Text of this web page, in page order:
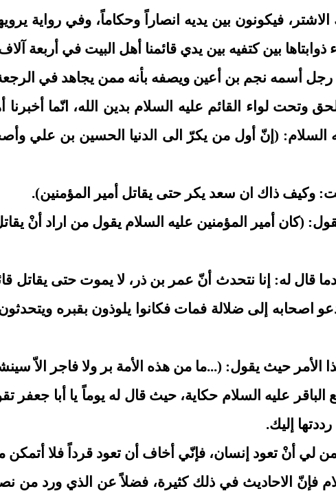
فيكونون بين يديه انصاراً وحكاماً، وفي رواية
بين كتفيه بين يدي قائمنا أهل البيت في أربعة
أسمه نجم بن أعين ويصفه بأنه ممن يجاهد في
وتحت لواء القائم عليه السلام بدين الله، انّما
(إنّ أول من يكرّ الى الدنيا الحسين بن علي
وكيف ذاك ان سعد يكر حتى يقاتل أمير المؤمنين).
(كان أمير المؤمنين عليه السلام يقول من اراد أنْ
قال له: إنا نتحدث أنّ عمر بن ذر، لا يموت حتى
اصحابه إلى ضلالة فمات فكانوا يلوذون بقبره
الأمر حيث يقول: (...ما من هذه الأمة بر ولا فاجر الاّ
عليه السلام حكاية، حيث قال له يوماً يا أبا
إليك.
لي أنْ تعود إنسان، فإنّي أخاف أن تعود قرداً فلا
فإنّ الاحاديث في ذلك كثيرة، فضلاً عن الذي ورد